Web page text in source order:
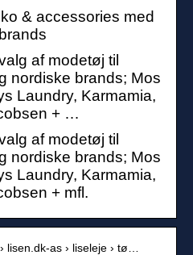
& accessories med
af modetøj til
nordiske brands; Mos
Laundry, Karmamia,
+ …
af modetøj til
nordiske brands; Mos
Laundry, Karmamia,
+ mfl.
lisen.dk-as › liseleje › tø…